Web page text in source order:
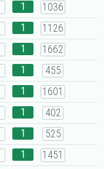
1
1036
1
1126
1
1662
1
455
1
1601
1
402
1
525
1
1451